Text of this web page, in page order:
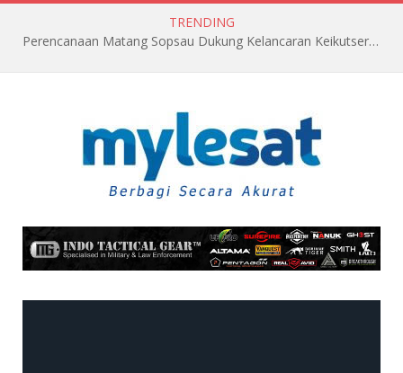
TRENDING
Perencanaan Matang Sopsau Dukung Kelancaran Keikutsertaan TNI AU di Pitch Black 2026